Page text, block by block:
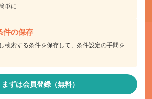
単に
件の保存
検索する条件を保存して、条件設定の手間を
まずは会員登録（無料）